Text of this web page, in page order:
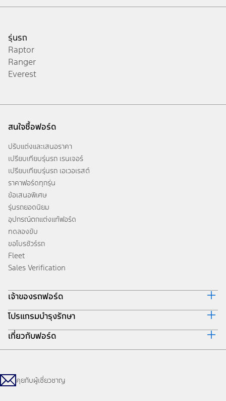
รุ่นรถ
Raptor
Ranger
Everest
สนใจซื้อฟอร์ด
ปรับแต่งและเสนอราคา
เปรียบเทียบรุ่นรถ เรนเจอร์
เปรียบเทียบรุ่นรถ เอเวอเรสต์
ราคาฟอร์ดทุกรุ่น
ข้อเสนอพิเศษ
รุ่นรถยอดนิยม
อุปกรณ์ตกแต่งแท้ฟอร์ด
ทดลองขับ
ขอโบรชัวร์รถ
Fleet
Sales Verification
เจ้าของรถฟอร์ด
รอบรู้รถฟอร์ด
นัดหมายบริการออนไลน์
Ford Family Guarantee
Body Equipment Mounting Manual
โปรโมชั่นประจำเดือน
โปรแกรมการขยายรับประกันอะไหล่ 2 ปี หรือ 50,000 กิโลเมตร
โปรแกรมบำรุงรักษา
Ford Protect
โปรแกรมบำรุงรักษารถยนต์
โปรแกรมประกันภัย Ford Ensure
โปรแกรม Ford Care Gold package and Driveline package
เกี่ยวกับฟอร์ด
ข้อมูลองค์กร
คุยกับผู้เชี่ยวชาญ